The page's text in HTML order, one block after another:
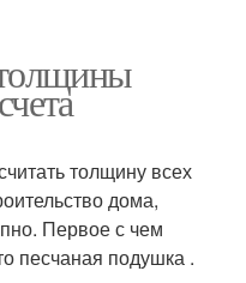
толщину всех
дома,
Первое с чем
песчаная подушка .